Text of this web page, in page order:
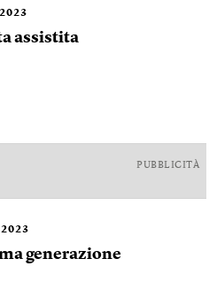
assistita
PUBBLICITÀ
generazione